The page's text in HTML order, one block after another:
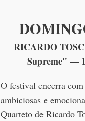
RICARDO
Supreme" —
O festival encerra
ambiciosas e
Quarteto de Ricardo